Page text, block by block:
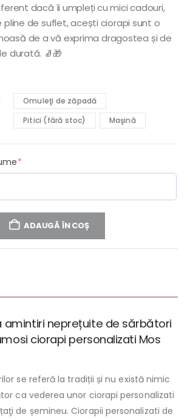
dacă îi umpleți cu mici cadouri,
pline de suflet, acești ciorapi sunt o
de a vă exprima dragostea și de
durată. 🧦🎁
Omuleţi de zăpadă
Pitici (fără stoc)
Maşină
*(required)
ADAUGĂ ÎN COȘ
amintiri neprețuite de sărbători
ciorapi personalizati Mos
se referă la tradiții și nu există nimic
ca vederea unor ciorapi personalizati
de șemineu. Ciorapii personalizati de